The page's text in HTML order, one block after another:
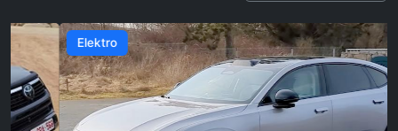
Elektro